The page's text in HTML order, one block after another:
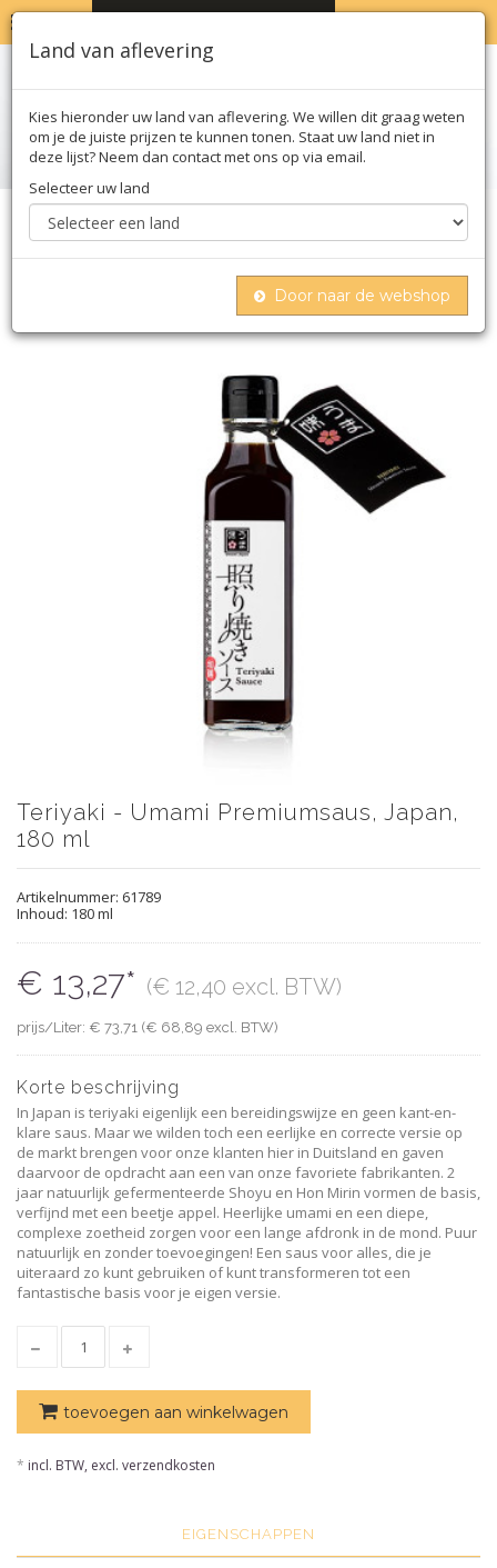
Home Olie azijn & saus
Teriyaki - umami premiumsaus, japan, 180 ml
Teriyaki - Umami Premiumsaus, Japan,
180 ml
Artikelnummer: 61789
Inhoud: 180 ml
€ 13,27* (€ 12,40 excl. BTW)
prijs/Liter: € 73,71 (€ 68,89 excl. BTW)
Korte beschrijving
In Japan is teriyaki eigenlijk een bereidingswijze en geen kant-en-
klare saus. Maar we wilden toch een eerlijke en correcte versie op
de markt brengen voor onze klanten hier in Duitsland en gaven
daarvoor de opdracht aan een van onze favoriete fabrikanten. 2
jaar natuurlijk gefermenteerde Shoyu en Hon Mirin vormen de basis,
verfijnd met een beetje appel. Heerlijke umami en een diepe,
complexe zoetheid zorgen voor een lange afdronk in de mond. Puur
natuurlijk en zonder toevoegingen! Een saus voor alles, die je
uiteraard zo kunt gebruiken of kunt transformeren tot een
fantastische basis voor je eigen versie.
toevoegen aan winkelwagen
* incl. BTW, excl. verzendkosten
EIGENSCHAPPEN
Land van aflevering
Kies hieronder uw land van aflevering. We willen dit graag weten
om je de juiste prijzen te kunnen tonen. Staat uw land niet in
deze lijst? Neem dan contact met ons op via email.
Selecteer uw land
Door naar de webshop